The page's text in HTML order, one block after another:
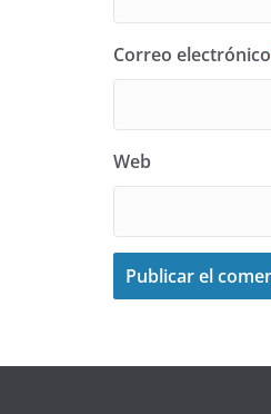
Correo electrónico
Web